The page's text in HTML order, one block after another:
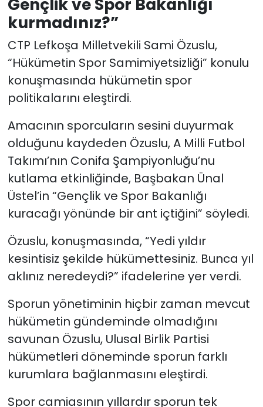
kurmadınız?”
CTP Lefkoşa Milletvekili Sami Özuslu,
“Hükümetin Spor Samimiyetsizliği” konulu
konuşmasında hükümetin spor
politikalarını eleştirdi.
Amacının sporcuların sesini duyurmak
olduğunu kaydeden Özuslu, A Milli Futbol
Takımı’nın Conifa Şampiyonluğu’nu
kutlama etkinliğinde, Başbakan Ünal
Üstel’in “Gençlik ve Spor Bakanlığı
kuracağı yönünde bir ant içtiğini” söyledi.
Özuslu, konuşmasında, “Yedi yıldır
kesintisiz şekilde hükümettesiniz. Bunca yıl
aklınız neredeydi?” ifadelerine yer verdi.
Sporun yönetiminin hiçbir zaman mevcut
hükümetin gündeminde olmadığını
savunan Özuslu, Ulusal Birlik Partisi
hükümetleri döneminde sporun farklı
kurumlara bağlanmasını eleştirdi.
Spor camiasının yıllardır sporun tek